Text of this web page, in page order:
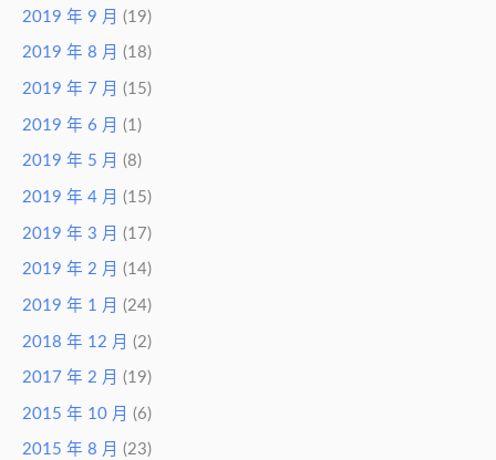
2019 年 9 月 (19)
2019 年 8 月 (18)
2019 年 7 月 (15)
2019 年 6 月 (1)
2019 年 5 月 (8)
2019 年 4 月 (15)
2019 年 3 月 (17)
2019 年 2 月 (14)
2019 年 1 月 (24)
2018 年 12 月 (2)
2017 年 2 月 (19)
2015 年 10 月 (6)
2015 年 8 月 (23)